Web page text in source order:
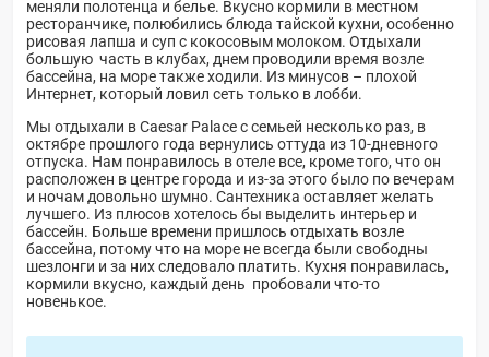
меняли полотенца и белье. Вкусно кормили в местном
ресторанчике, полюбились блюда тайской кухни, особенно
рисовая лапша и суп с кокосовым молоком. Отдыхали
большую часть в клубах, днем проводили время возле
бассейна, на море также ходили. Из минусов – плохой
Интернет, который ловил сеть только в лобби.
Мы отдыхали в Caesar Palace с семьей несколько раз, в
октябре прошлого года вернулись оттуда из 10-дневного
отпуска. Нам понравилось в отеле все, кроме того, что он
расположен в центре города и из-за этого было по вечерам
и ночам довольно шумно. Сантехника оставляет желать
лучшего. Из плюсов хотелось бы выделить интерьер и
бассейн. Больше времени пришлось отдыхать возле
бассейна, потому что на море не всегда были свободны
шезлонги и за них следовало платить. Кухня понравилась,
кормили вкусно, каждый день пробовали что-то
новенькое.